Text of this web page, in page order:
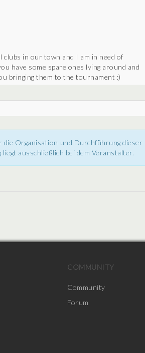
clubs in our town and I am in need of
have some spare ones lying around and
bringing them to the tournament :)
Organisation und Durchführung dieser
ausschließlich bei dem Veranstalter.
COMMUNITY
Community
Forum